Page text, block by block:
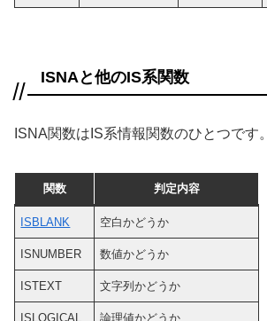
ISNAと他のIS系関数
ISNA関数はIS系情報関数のひとつです。
関数 判定内容
ISBLANK 空白かどうか
ISNUMBER 数値かどうか
ISTEXT 文字列かどうか
ISLOGICAL 論理値かどうか